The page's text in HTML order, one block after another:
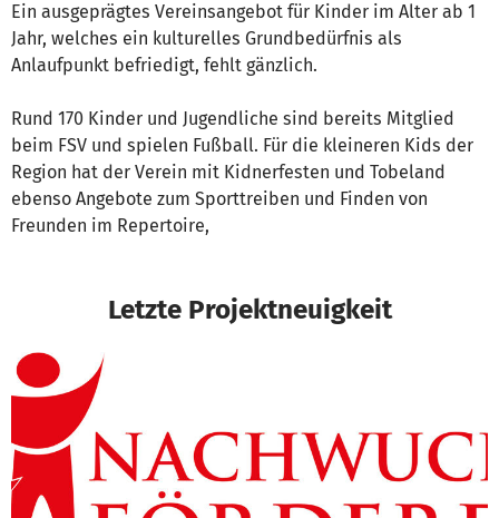
Ein ausgeprägtes Vereinsangebot für Kinder im Alter ab 1
Jahr, welches ein kulturelles Grundbedürfnis als
Anlaufpunkt befriedigt, fehlt gänzlich.
Rund 170 Kinder und Jugendliche sind bereits Mitglied
beim FSV und spielen Fußball. Für die kleineren Kids der
Region hat der Verein mit Kidnerfesten und Tobeland
ebenso Angebote zum Sporttreiben und Finden von
Freunden im Repertoire,
Letzte Projektneuigkeit